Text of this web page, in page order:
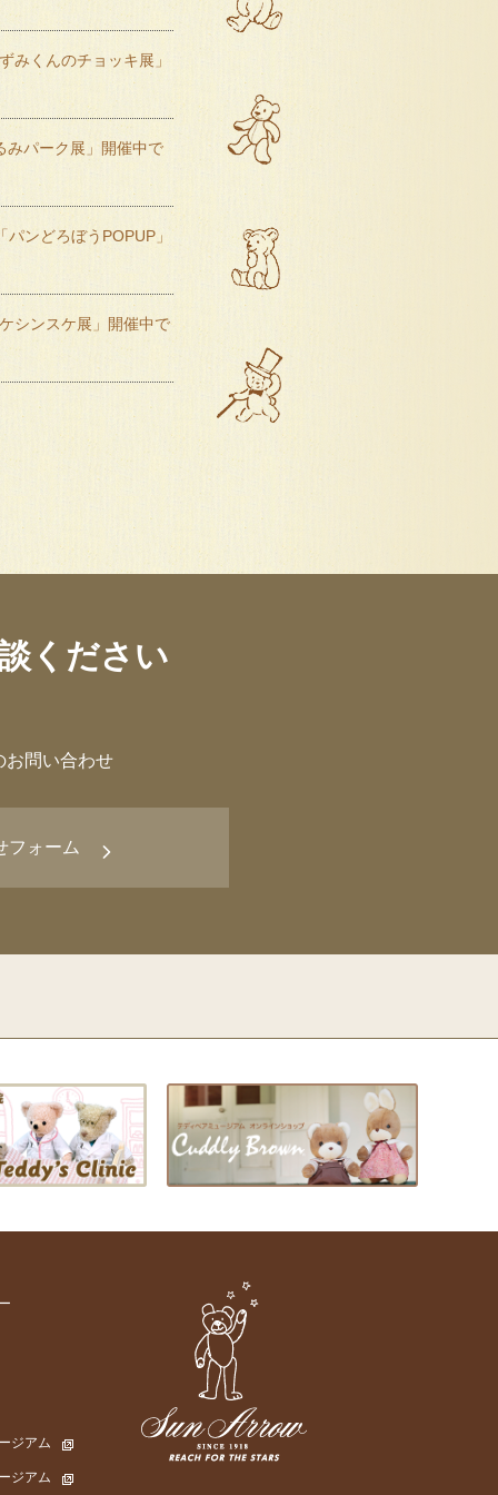
みくんのチョッキ展」
みパーク展」開催中で
ンどろぼうPOPUP」
シンスケ展」開催中で
ください
お問い合わせ
フォーム
ジアム
ジアム